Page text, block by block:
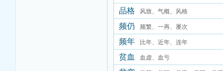
品格 风致、气概、风格
频仍 频繁、一再、屡次
频年 比年、近年、连年
贫血 血虚、血亏